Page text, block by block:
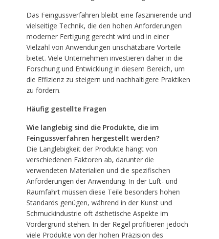
Das Feingussverfahren bleibt eine faszinierende und
vielseitige Technik, die den hohen Anforderungen
moderner Fertigung gerecht wird und in einer
Vielzahl von Anwendungen unschätzbare Vorteile
bietet. Viele Unternehmen investieren daher in die
Forschung und Entwicklung in diesem Bereich, um
die Effizienz zu steigern und nachhaltigere Praktiken
zu fördern.
Häufig gestellte Fragen
Wie langlebig sind die Produkte, die im
Feingussverfahren hergestellt werden?
Die Langlebigkeit der Produkte hängt von
verschiedenen Faktoren ab, darunter die
verwendeten Materialien und die spezifischen
Anforderungen der Anwendung. In der Luft- und
Raumfahrt müssen diese Teile besonders hohen
Standards genügen, während in der Kunst und
Schmuckindustrie oft ästhetische Aspekte im
Vordergrund stehen. In der Regel profitieren jedoch
viele Produkte von der hohen Präzision des